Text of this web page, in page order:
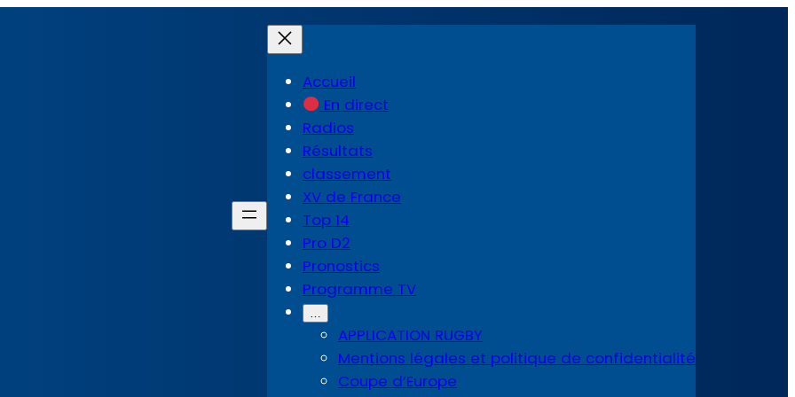
Accueil
En direct
Radios
Résultats
classement
XV de France
Top 14
Pro D2
Pronostics
Programme TV
APPLICATION RUGBY
Mentions légales et politique de confidentialité
Coupe d’Europe